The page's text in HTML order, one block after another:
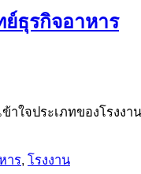
ธุรกิจอาหาร
าใจประเภทของโรง
าร, โรงงาน